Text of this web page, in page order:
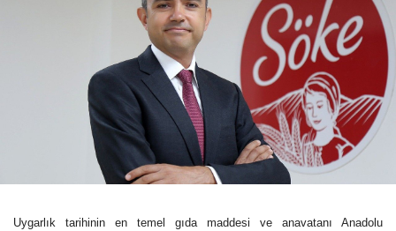
Uygarlık tarihinin en temel gıda maddesi ve anavatanı Anadolu